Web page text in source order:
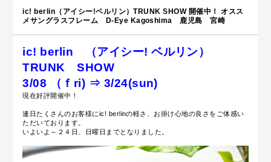
ic! berlin（アイシー!ベルリン）TRUNK SHOW 開催中！ オスス
メサングラスフレーム D-Eye Kagoshima 鹿児島 宮崎
ic! berlin （アイシー! ベルリン）
TRUNK SHOW
3/08 （ｆri) ⇒ 3/24(sun)
現在好評開催中！
連日たくさんのお客様にic! berlinの軽さ、お掛け心地の良さをご体感い
ただいております。
いよいよ～２４日、日曜日までとなりました。